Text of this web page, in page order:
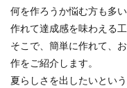
何を作ろうか悩む方も多
作れて達成感を味わえる
そこで、簡単に作れて、
作をご紹介します。
夏らしさを出したいとい